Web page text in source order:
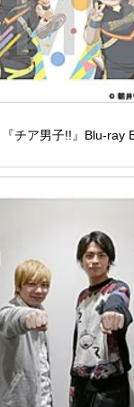
チア男子!!』Blu-ray